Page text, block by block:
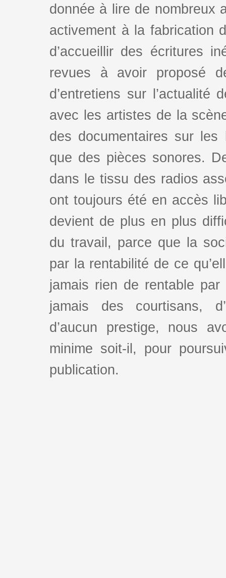
donnée à lire de nombreux
activement à la fabrication
d’accueillir des écritures
revues à avoir proposé
d’entretiens sur l’actualité
avec les artistes de la
des documentaires sur
que des pièces sonores.
dans le tissu des radios
ont toujours été en accès
devient de plus en plus
du travail, parce que la
par la rentabilité de ce
jamais rien de rentable
jamais des courtisans,
d’aucun prestige, nous
minime soit-il, pour
publication.